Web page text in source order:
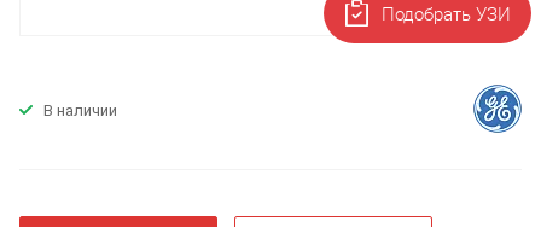
В наличии
Подобрать УЗИ